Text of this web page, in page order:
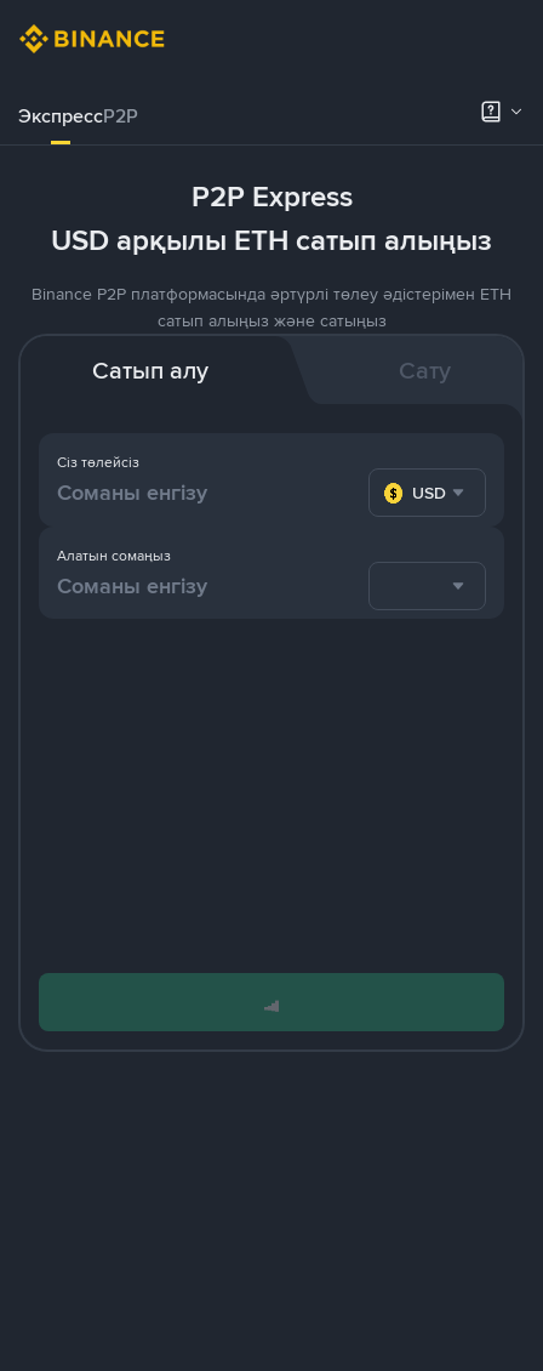
ЭкспрессP2P
P2P Express
USD арқылы ETH сатып алыңыз
Binance P2P платформасында әртүрлі төлеу әдістерімен ETH
сатып алыңыз және сатыңыз
Сатып алу Сату
Сіз төлейсіз
USD
Алатын сомаңыз